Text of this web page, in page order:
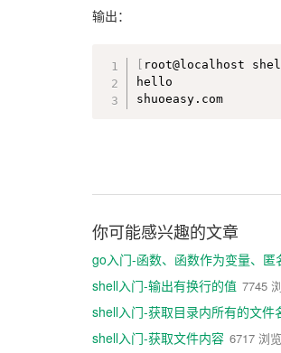
输出：
[ root@localhost
hello
shuoeasy.com
你可能感兴趣的文章
go入门-函数、函数作为变量、
shell入门-输出有换行的值 7745
shell入门-获取目录内所有的文件
shell入门-获取文件内容 6717 浏